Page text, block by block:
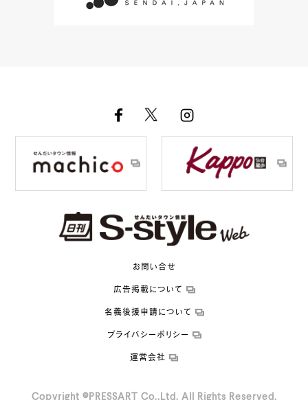
お問い合せ
広告掲載について
名義後援申請について
プライバシーポリシー
運営会社
Copyright ©PRESSART Co.,Ltd. All Rights Reserved.